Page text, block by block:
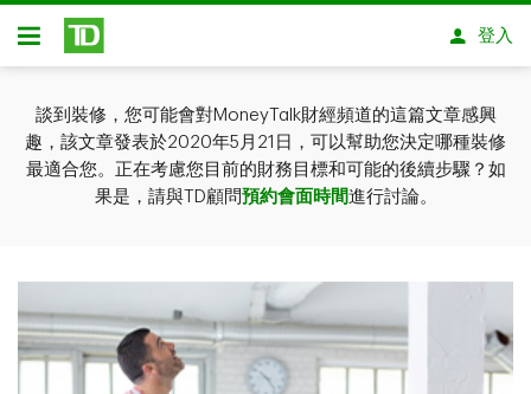
略過進入主要內容
開放式房屋貸款
登入
談到裝修，您可能會對MoneyTalk財經頻道的這篇文章感興
趣，該文章發表於2020年5月21日，可以幫助您決定哪種裝修
最適合您。正在考慮您目前的財務目標和可能的後續步驟？如
果是，請與TD顧問預約會面時間進行討論。